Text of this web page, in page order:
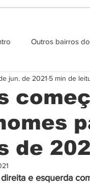
Outros bairros
cultural
de
jun. de 2021 5 min de
e esquerda